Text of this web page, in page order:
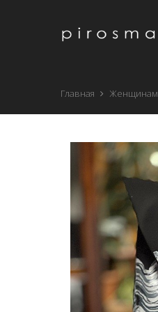
Главная Женщинам